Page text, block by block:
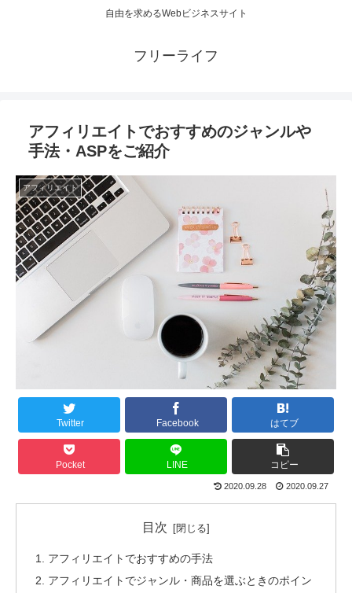
自由を求めるWebビジネスサイト
フリーライフ
アフィリエイトでおすすめのジャンルや
手法・ASPをご紹介
アフィリエイト
Twitter Facebook はてブ
Pocket LINE コピー
2020.09.28 2020.09.27
目次
アフィリエイトでおすすめの手法
アフィリエイトでジャンル・商品を選ぶときのポイン